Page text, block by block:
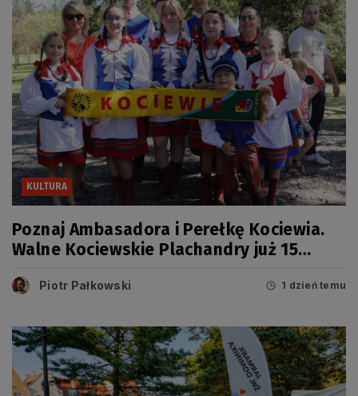
KULTURA
Poznaj Ambasadora i Perełkę Kociewia.
Walne Kociewskie Plachandry już 15
Piotr Pałkowski 1 dzień temu